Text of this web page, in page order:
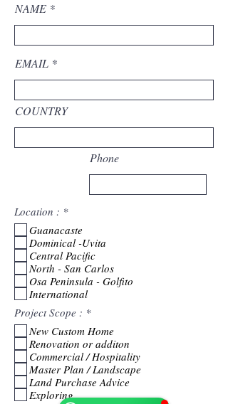
NAME
EMAIL
COUNTRY
Phone
Location : *О
я
з
а
т
е
л
ь
о
Guanacaste
Dominical -Uvita
Central Pacific
North - San Carlos
Osa Peninsula - Golfito
International
Project Scope : *О
я
з
а
т
е
л
ь
New Custom Home
Renovation or additon
Commercial / Hospitality
Master Plan / Landscape
Land Purchase Advice
Exploring
🗓️ Opening Hours: Mon-Fri 9:00 - 16:00
Catherine
Online